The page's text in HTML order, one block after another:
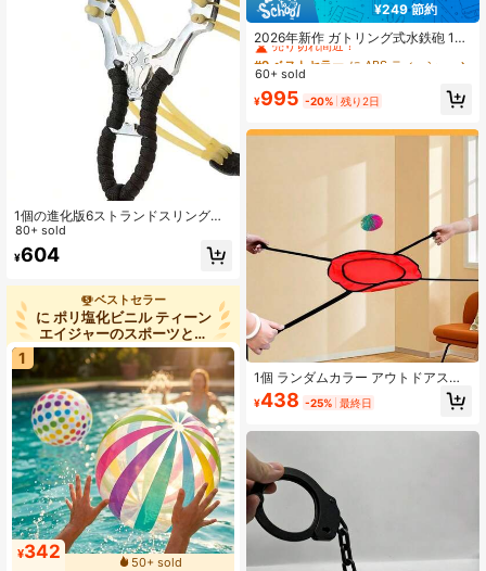
1個の進化版6ストランドスリングシ
ョット、高精度＆強力な弾性バン
ド、屋外狩猟やスポーツシューティ
ング用の伝統的なパチンコ
80+ sold
¥604
ベストセラー
に ポリ塩化ビニル ティーン
エイジャーのスポーツと屋
外遊び
1
¥342
50+ sold
¥249 節約
2026年新作 ガトリング式水鉄砲 1
個、大容量引き出し式ウォーターブ
ラスター、長距離水鉄砲、10代の男
女、インタラクティブ、友人、家族
向け、人気商品、誕生日、パーティ
ー、プール、ビーチにぴったりのプ
レゼント
#9 ベストセラー
に ABS ティーンエイジャーのための水遊び
売り切れ間近！
#9 ベストセラー
売り切れ間近！
#9 ベストセラー
売り切れ間近！
#9 ベストセラー
に ABS ティーンエイジャーのための水遊び
60+ sold
¥995 -20% 残り2日
1個 ランダムカラー アウトドアスポ
ーツファミリートイ、2人プレイ イ
ンタラクティブキャッチボールゲー
トに最適
¥438 -25% 最終日